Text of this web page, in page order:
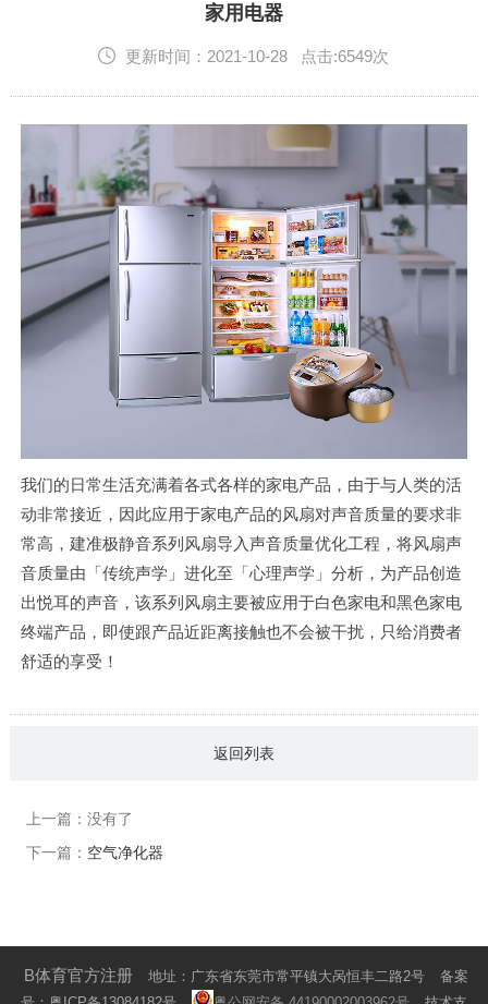
家用电器
更新时间：2021-10-28 点击:6549次
我们的日常生活充满着各式各样的家电产品，由于与人类的活
动非常接近，因此应用于家电产品的风扇对声音质量的要求非
常高，建准极静音系列风扇导入声音质量优化工程，将风扇声
音质量由「传统声学」进化至「心理声学」分析，为产品创造
出悦耳的声音，该系列风扇主要被应用于白色家电和黑色家电
终端产品，即使跟产品近距离接触也不会被干扰，只给消费者
舒适的享受！
返回列表
上一篇：没有了
下一篇： 空气净化器
B体育官方注册 地址：广东省东莞市常平镇大呙恒丰二路2号
备案